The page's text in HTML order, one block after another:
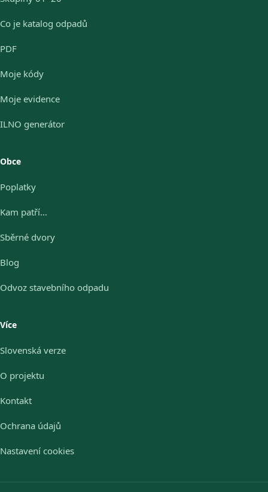
Co je katalog odpadů
PDF
Moje kódy
Moje evidence
ILNO generátor
Obce
Poplatky
Kam patří…
Sběrné dvory
Blog
Odvoz stavebního odpadu
Více
Slovenská verze
O projektu
Kontakt
Ochrana údajů
Nastavení cookies